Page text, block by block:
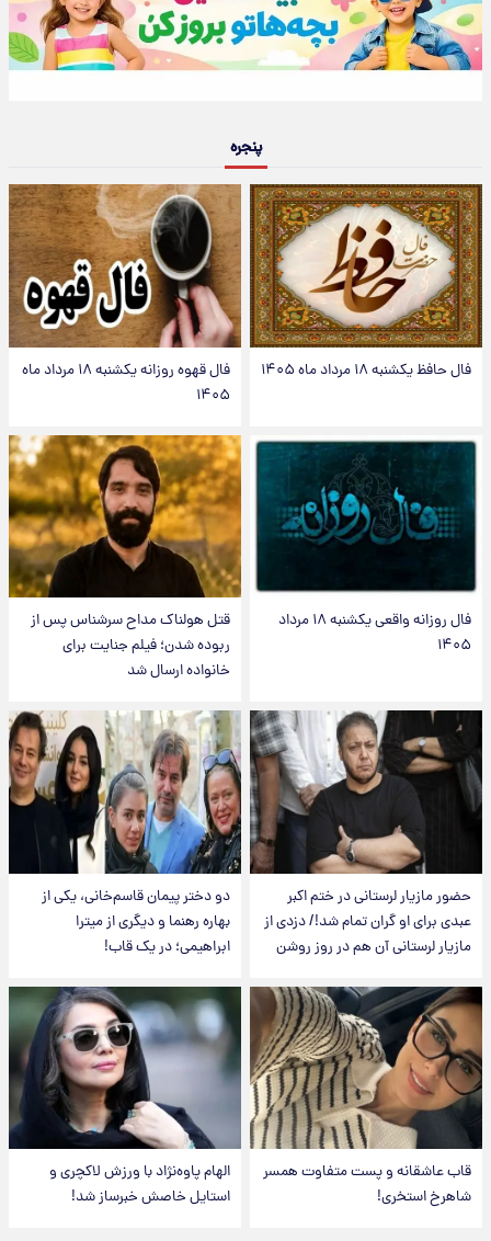
پنجره
فال حافظ یکشنبه ۱۸ مرداد ماه ۱۴۰۵
فال قهوه روزانه یکشنبه ۱۸ مرداد ماه
۱۴۰۵
فال روزانه واقعی یکشنبه ۱۸ مرداد
۱۴۰۵
قتل هولناک مداح سرشناس پس از
ربوده شدن؛ فیلم جنایت برای
خانواده ارسال شد
حضور مازیار لرستانی در ختم اکبر
عبدی برای او گران تمام شد!/ دزدی از
مازیار لرستانی آن هم در روز روشن
دو دختر پیمان قاسم‌خانی، یکی از
بهاره رهنما و دیگری از میترا
ابراهیمی؛ در یک قاب!
قاب عاشقانه و پست متفاوت همسر
شاهرخ استخری!
الهام پاوه‌نژاد با ورزش لاکچری و
استایل خاصش خبرساز شد!